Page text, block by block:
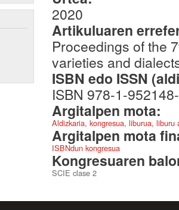
2020
Artikuluaren
Proceedings of the
varieties and
ISBN edo ISSN
ISBN 978-1-
Argitalpen mota:
Aldizkaria, kongresua, liburua,
Argitalpen mota
ISBNdun kongresua
Kongresuaren
SCIE clase 2